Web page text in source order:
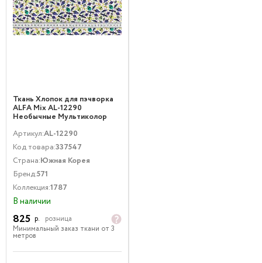
Ткань Хлопок для пэчворка
ALFA Mix AL-12290
Необычные Мультиколор
Артикул:AL-12290
Код товара:337547
Страна:Южная Корея
Бренд:571
Коллекция:1787
В наличии
825 р.
розница
Минимальный заказ ткани от 3
метров